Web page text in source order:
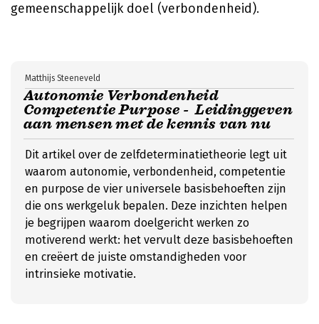
gemeenschappelijk doel (verbondenheid).
Autonomie Verbondenheid
Competentie Purpose - Leidinggeven
aan mensen met de kennis van nu
Matthijs Steeneveld
Dit artikel over de zelfdeterminatietheorie legt uit
waarom autonomie, verbondenheid, competentie
en purpose de vier universele basisbehoeften zijn
die ons werkgeluk bepalen. Deze inzichten helpen
je begrijpen waarom doelgericht werken zo
motiverend werkt: het vervult deze basisbehoeften
en creëert de juiste omstandigheden voor
intrinsieke motivatie.